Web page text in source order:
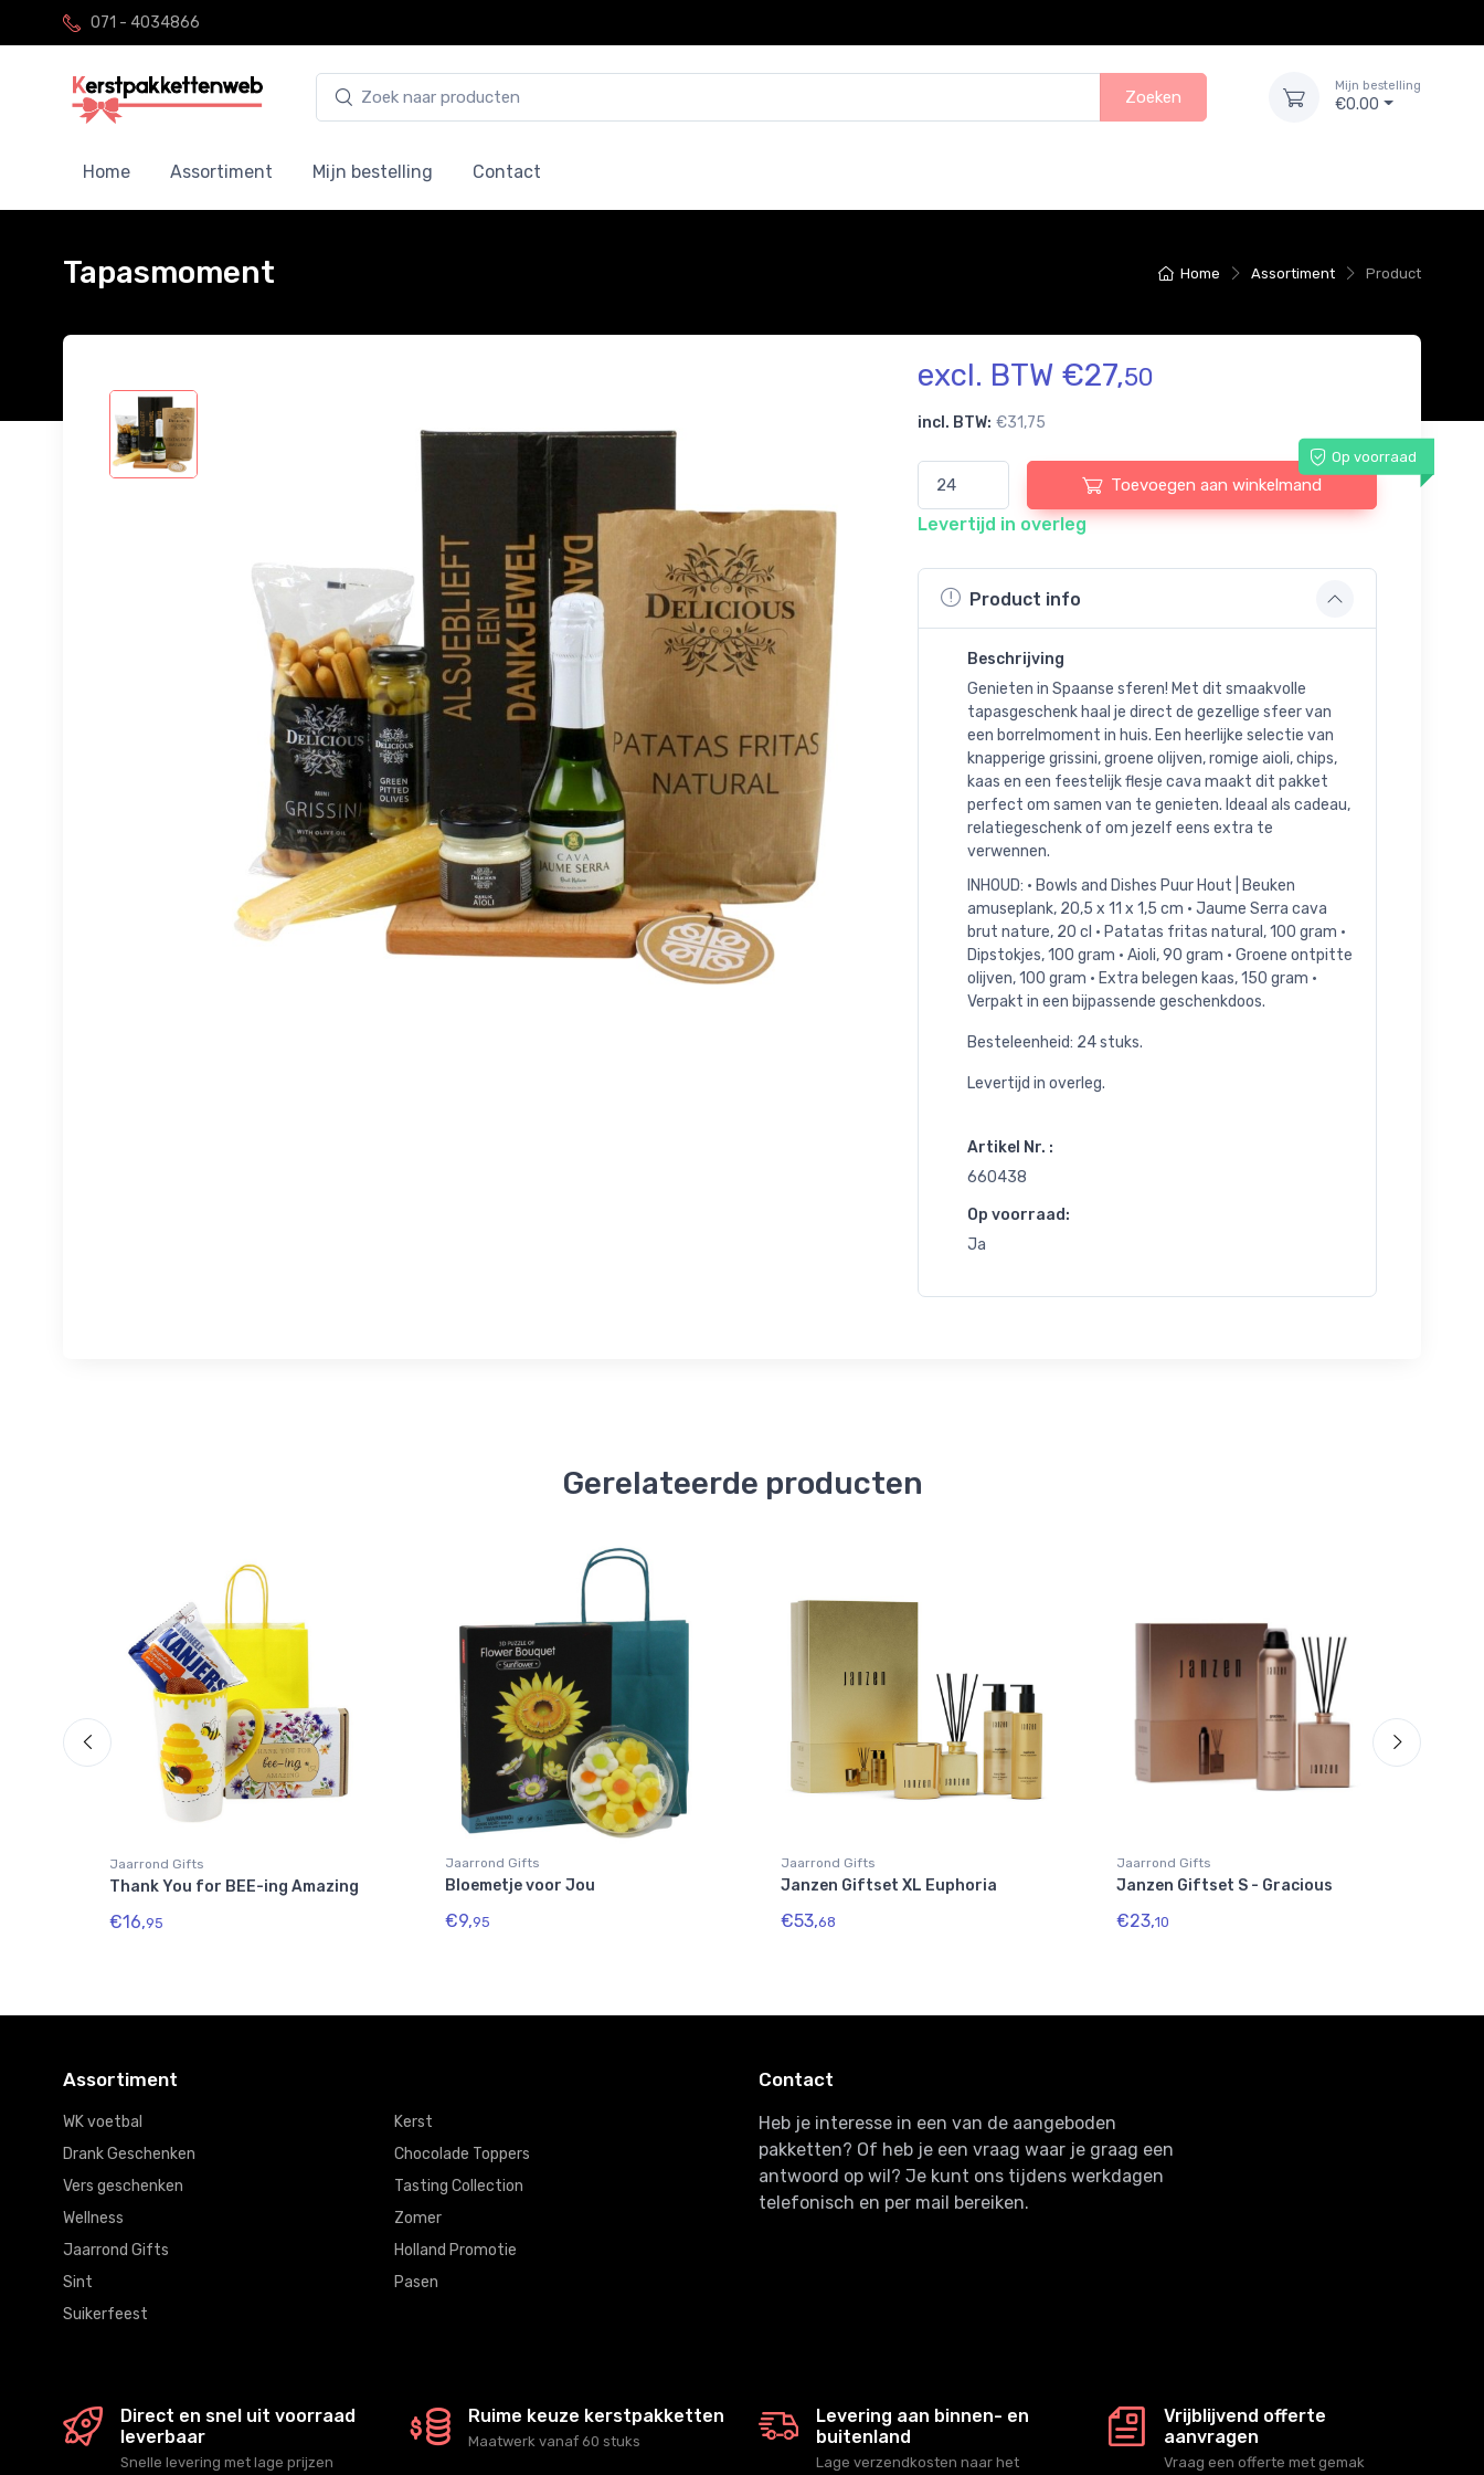
071 - 4034866
Zoeken
Mijn bestelling
€0.00
Home Assortiment Mijn bestelling Contact
Home Assortiment Product
Tapasmoment
excl. BTW €27,50
incl. BTW: €31,75
Op voorraad
Toevoegen aan winkelmand
Levertijd in overleg
Product info
Beschrijving
Genieten in Spaanse sferen! Met dit smaakvolle
tapasgeschenk haal je direct de gezellige sfeer van
een borrelmoment in huis. Een heerlijke selectie van
knapperige grissini, groene olijven, romige aioli, chips,
kaas en een feestelijk flesje cava maakt dit pakket
perfect om samen van te genieten. Ideaal als cadeau,
relatiegeschenk of om jezelf eens extra te
verwennen.
INHOUD: • Bowls and Dishes Puur Hout | Beuken
amuseplank, 20,5 x 11 x 1,5 cm • Jaume Serra cava
brut nature, 20 cl • Patatas fritas natural, 100 gram •
Dipstokjes, 100 gram • Aioli, 90 gram • Groene ontpitte
olijven, 100 gram • Extra belegen kaas, 150 gram •
Verpakt in een bijpassende geschenkdoos.
Besteleenheid: 24 stuks.
Levertijd in overleg.
Artikel Nr. :
660438
Op voorraad:
Ja
Gerelateerde producten
Jaarrond Gifts
Thank You for BEE-ing Amazing
€16,95
Jaarrond Gifts
Bloemetje voor Jou
€9,95
Jaarrond Gifts
Janzen Giftset XL Euphoria
€53,68
Jaarrond Gifts
Janzen Giftset S - Gracious
€23,10
Assortiment
WK voetbal
Kerst
Drank Geschenken
Chocolade Toppers
Vers geschenken
Tasting Collection
Wellness
Zomer
Jaarrond Gifts
Holland Promotie
Sint
Pasen
Suikerfeest
Contact
Heb je interesse in een van de aangeboden
pakketten? Of heb je een vraag waar je graag een
antwoord op wil? Je kunt ons tijdens werkdagen
telefonisch en per mail bereiken.
Direct en snel uit voorraad
leverbaar
Snelle levering met lage prijzen
Ruime keuze kerstpakketten
Maatwerk vanaf 60 stuks
Levering aan binnen- en
buitenland
Lage verzendkosten naar het
Vrijblijvend offerte
aanvragen
Vraag een offerte met gemak